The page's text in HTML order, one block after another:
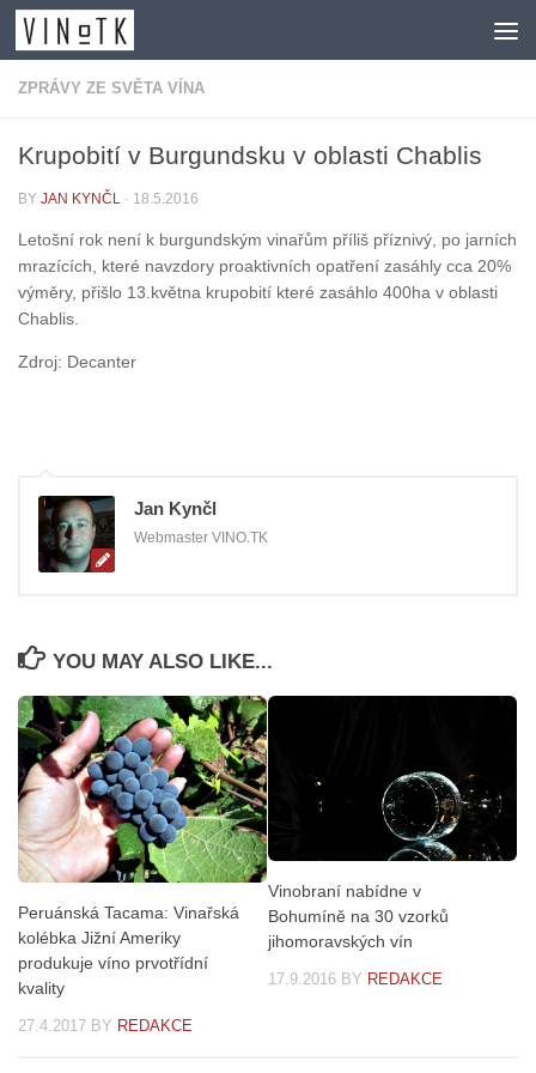
Skip to content
ZPRÁVY ZE SVĚTA VÍNA
Krupobití v Burgundsku v oblasti Chablis
BY JAN KYNČL · 18.5.2016
Letošní rok není k burgundským vinařům příliš příznivý, po jarních
mrazících, které navzdory proaktivních opatření zasáhly cca 20%
výměry, přišlo 13.května krupobití které zasáhlo 400ha v oblasti
Chablis.
Zdroj: Decanter
Jan Kynčl
Webmaster VINO.TK
YOU MAY ALSO LIKE...
Peruánská Tacama: Vinařská
kolébka Jižní Ameriky
produkuje víno prvotřídní
kvality
27.4.2017 BY REDAKCE
Vinobraní nabídne v
Bohumíně na 30 vzorků
jihomoravských vín
17.9.2016 BY REDAKCE